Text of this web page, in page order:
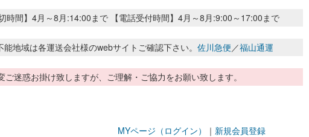
時間】4月～8月:14:00まで 【電話受付時間】4月～8月:9:00～17:00まで
地域は各運送会社様のwebサイトご確認下さい。 佐川急便／福山通運
迷惑お掛け致しますが、ご理解・ご協力をお願い致します。
MYページ（ログイン） ｜ 新規会員登録